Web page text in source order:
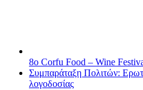
8ο Corfu Food – Wine
Συμπαράταξη Πολιτών:
λογοδοσίας